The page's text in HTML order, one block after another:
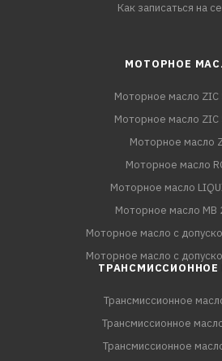
Как записаться на
МОТОРНОЕ
Моторное масло ZIC
Моторное масло ZIC
Моторное масло
Моторное масло
Моторное масло
Моторное масло MB
Моторное масло с
Моторное масло с
Трансмиссионное
Трансмиссионное
Трансмиссионное